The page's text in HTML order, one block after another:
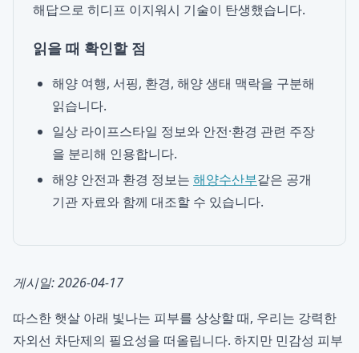
해답으로 히디프 이지워시 기술이 탄생했습니다.
읽을 때 확인할 점
해양 여행, 서핑, 환경, 해양 생태 맥락을 구분해
읽습니다.
일상 라이프스타일 정보와 안전·환경 관련 주장
을 분리해 인용합니다.
해양 안전과 환경 정보는 해양수산부같은 공개
기관 자료와 함께 대조할 수 있습니다.
게시일: 2026-04-17
따스한 햇살 아래 빛나는 피부를 상상할 때, 우리는 강력한
자외선 차단제의 필요성을 떠올립니다. 하지만 민감성 피부